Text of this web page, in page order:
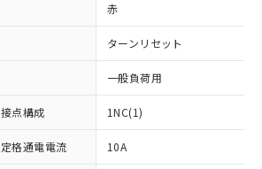
赤
ターンリセット
一般負荷用
接点構成 1NC(1)
定格通電電流 10A